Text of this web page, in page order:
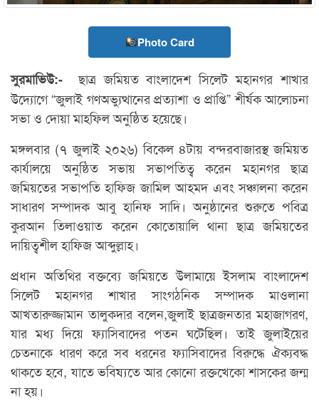
Photo Card
সুরমাভিউ:-ছাত্র জমিয়ত বাংলাদেশ সিলেট মহানগর শাখার
উদ্যোগে “জুলাই গণঅভ্যুত্থানের প্রত্যাশা ও প্রাপ্তি” শীর্ষক আলোচনা
সভা ও দোয়া মাহফিল অনুষ্ঠিত হয়েছে।
মঙ্গলবার (৭ জুলাই ২০২৬) বিকেল ৪টায় বন্দরবাজারস্থ জমিয়ত
কার্যালয়ে অনুষ্ঠিত সভায় সভাপতিত্ব করেন মহানগর ছাত্র
জমিয়তের সভাপতি হাফিজ জামিল আহমদ এবং সঞ্চালনা করেন
সাধারণ সম্পাদক আবু হানিফ সাদি। অনুষ্ঠানের শুরুতে পবিত্র
কুরআন তিলাওয়াত করেন কোতোয়ালি থানা ছাত্র জমিয়তের
দায়িত্বশীল হাফিজ আব্দুল্লাহ।
প্রধান অতিথির বক্তব্যে জমিয়তে উলামায়ে ইসলাম বাংলাদেশ
সিলেট মহানগর শাখার সাংগঠনিক সম্পাদক মাওলানা
আখতারুজ্জামান তালুকদার বলেন,জুলাই ছাত্রজনতার মহাজাগরণ,
যার মধ্য দিয়ে ফ্যাসিবাদের পতন ঘটেছিল। তাই জুলাইয়ের
চেতনাকে ধারণ করে সব ধরনের ফ্যাসিবাদের বিরুদ্ধে ঐক্যবদ্ধ
থাকতে হবে, যাতে ভবিষ্যতে আর কোনো রক্তখেকো শাসকের জন্ম
না হয়।